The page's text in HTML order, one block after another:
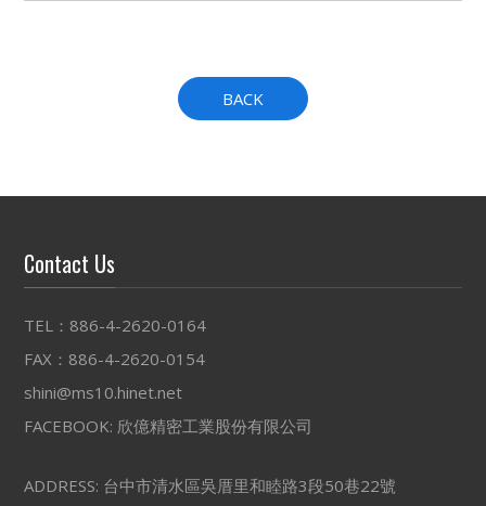
BACK
Contact Us
TEL：886-4-2620-0164
FAX：886-4-2620-0154
shini@ms10.hinet.net
FACEBOOK: 欣億精密工業股份有限公司
ADDRESS: 台中市清水區吳厝里和睦路3段50巷22號